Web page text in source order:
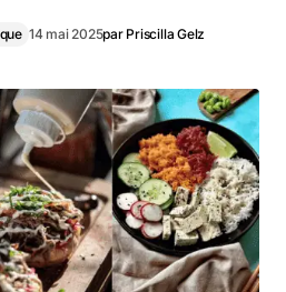
14 mai 2025par Priscilla Gelz